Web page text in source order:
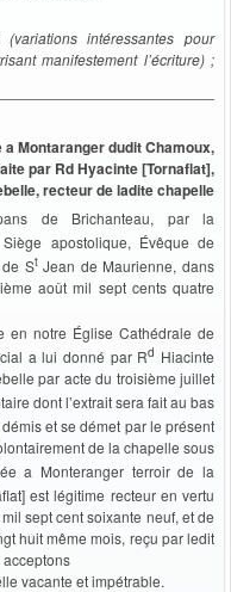
intéressantes pour
manifestement l’écriture) ;
Montaranger dudit Chamoux,
par Rd Hyacinte [Tornaflat],
recteur de ladite chapelle
de Brichanteau, par la
Siège apostolique, Évêque de
StJean de Maurienne, dans
août mil sept cents quatre
en notre Église Cathédrale de
a lui donné par Rd Hiacinte
par acte du troisième juillet
dont l’extrait sera fait au bas
et se démet par le présent
de la chapelle sous
a Monteranger terroir de la
est légitime recteur en vertu
sept cent soixante neuf, et de
huit même mois, reçu par ledit
vacante et impétrable.